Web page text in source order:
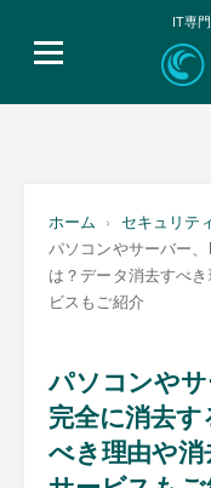
IT専
検
ホーム
セキュリテ
パソコンやサーバー
は？データ消去すべ
ビスもご紹介
パソコンや
完全に消去
べき理由や